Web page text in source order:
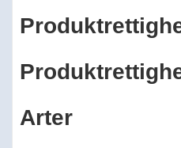
Arter